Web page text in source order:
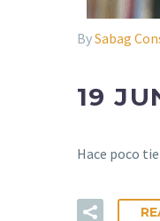
BySabag
19
Hace poco